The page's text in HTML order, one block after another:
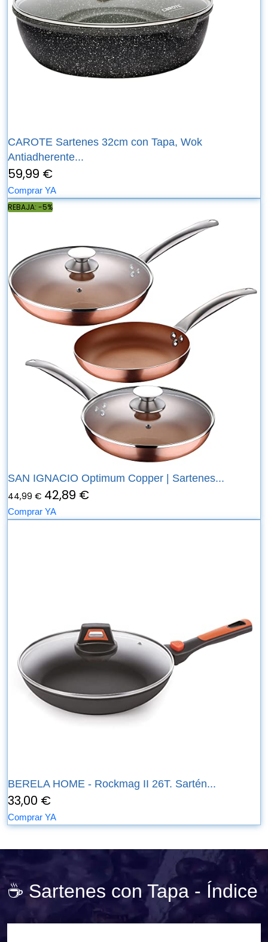
CAROTE Sartenes 32cm con Tapa, Wok
Antiadherente...
59,99 €
Comprar YA
REBAJA: -5%
SAN IGNACIO Optimum Copper | Sartenes...
44,99 € 42,89 €
Comprar YA
BERELA HOME - Rockmag II 26T. Sartén...
33,00 €
Comprar YA
☕ Sartenes con Tapa - Índice